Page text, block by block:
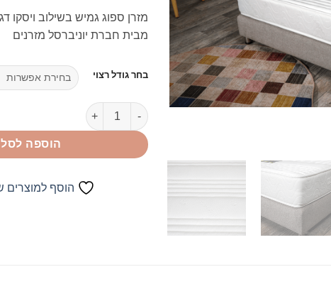
מזרן ספוג גמיש בשילוב ויסקו
מבית חברת יוניברסל מזרנים
בחר גודל רצוי
כמות של מזרן ספוג גמיש בשילוב
הוספה לסל
הוסף למוצרים